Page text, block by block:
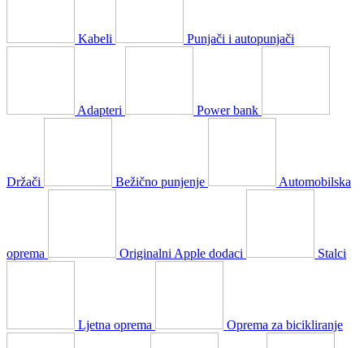
Kabeli Punjači i autopunjači
Adapteri Power bank
Držači Bežično punjenje Automobilska
oprema Originalni Apple dodaci Stalci
Ljetna oprema Oprema za bicikliranje